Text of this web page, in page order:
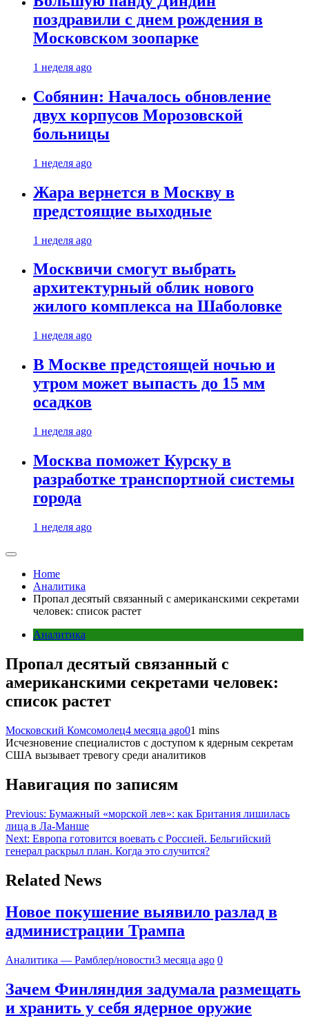
поздравили с днем рождения в
Московском зоопарке
1 неделя ago
Собянин: Началось обновление
двух корпусов Морозовской
больницы
1 неделя ago
Жара вернется в Москву в
предстоящие выходные
1 неделя ago
Москвичи смогут выбрать
архитектурный облик нового
жилого комплекса на Шаболовке
1 неделя ago
В Москве предстоящей ночью и
утром может выпасть до 15 мм
осадков
1 неделя ago
Москва поможет Курску в
разработке транспортной системы
города
1 неделя ago
Home
Аналитика
Пропал десятый связанный с американскими секретами
человек: список растет
Аналитика
Пропал десятый связанный с
американскими секретами человек:
список растет
Московский Комсомолец4 месяца ago01 mins
Исчезновение специалистов с доступом к ядерным секретам
США вызывает тревогу среди аналитиков
Навигация по записям
Previous: Бумажный «морской лев»: как Британия лишилась
лица в Ла-Манше
Next: Европа готовится воевать с Россией. Бельгийский
генерал раскрыл план. Когда это случится?
Related News
Новое покушение выявило разлад в
администрации Трампа
Аналитика — Рамблер/новости3 месяца ago 0
Зачем Финляндия задумала размещать
и хранить у себя ядерное оружие